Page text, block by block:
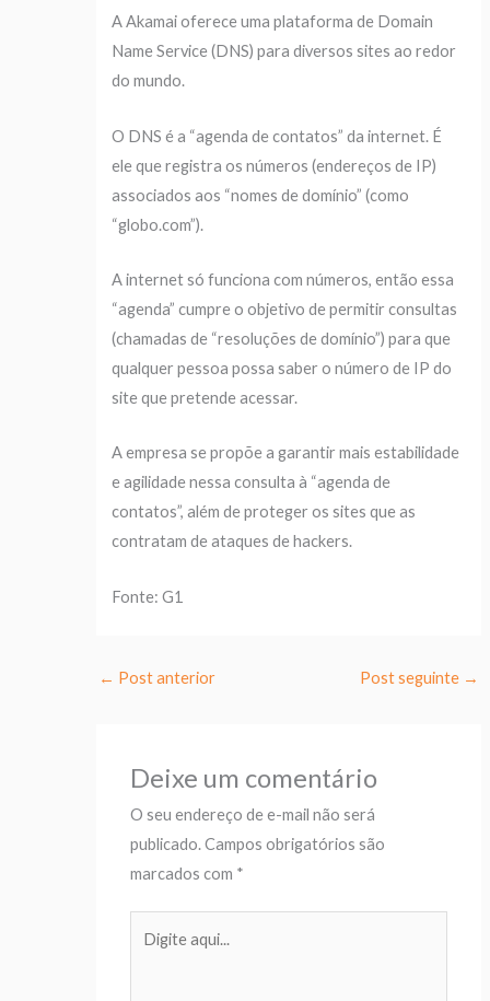
A Akamai oferece uma plataforma de Domain
Name Service (DNS) para diversos sites ao redor
do mundo.
O DNS é a “agenda de contatos” da internet. É
ele que registra os números (endereços de IP)
associados aos “nomes de domínio” (como
“globo.com”).
A internet só funciona com números, então essa
“agenda” cumpre o objetivo de permitir consultas
(chamadas de “resoluções de domínio”) para que
qualquer pessoa possa saber o número de IP do
site que pretende acessar.
A empresa se propõe a garantir mais estabilidade
e agilidade nessa consulta à “agenda de
contatos”, além de proteger os sites que as
contratam de ataques de hackers.
Fonte: G1
← Post anterior Post seguinte →
Deixe um comentário
O seu endereço de e-mail não será
publicado.Campos obrigatórios são
marcados com *
aqui...